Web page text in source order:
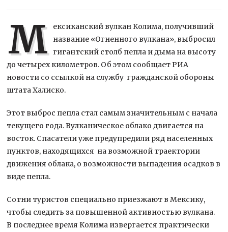
М ексиканский вулкан Колима, получивший
название «Огненного вулкана», выбросил
гигантский столб пепла и дыма на высоту
до четырех километров. Об этом сообщает РИА
новости со ссылкой на службу гражданской обороны
штата Халиско.
Этот выброс пепла стал самым значительным с начала
текущего года. Вулканическое облако двигается на
восток. Спасатели уже предупредили ряд населенных
пунктов, находящихся на возможной траектории
движения облака, о возможности выпадения осадков в
виде пепла.
Сотни туристов специально приезжают в Мексику,
чтобы следить за повышенной активностью вулкана.
В последнее время Колима извергается практически